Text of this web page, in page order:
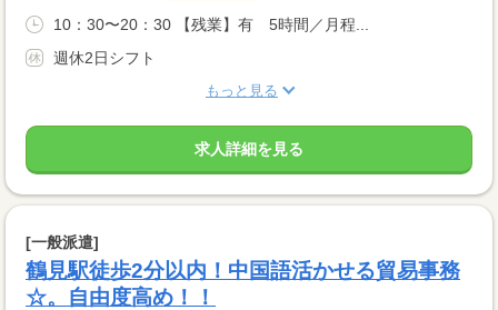
10：30〜20：30 【残業】有 5時間／月程...
週休2日シフト
もっと見る
求人詳細を見る
[一般派遣]
鶴見駅徒歩2分以内！中国語活かせる貿易事務
☆。自由度高め！！